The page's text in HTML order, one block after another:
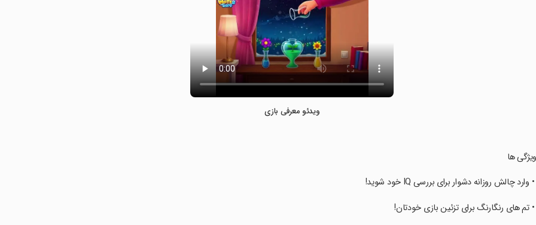
ویدئو معرفی بازی
‏ویژگی ها
‏ • وارد چالش روزانه دشوار برای بررسی IQ خود شوید!
‏ • تم های رنگارنگ برای تزئین بازی خودتان!